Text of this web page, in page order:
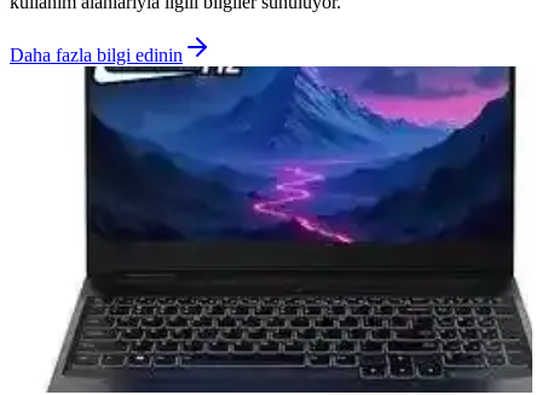
Daha fazla bilgi edinin